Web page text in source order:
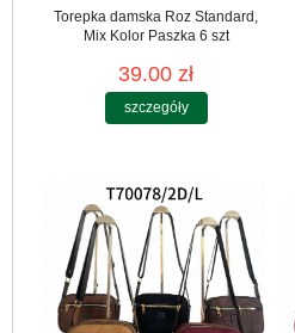
Torepka damska Roz Standard,
Mix Kolor Paszka 6 szt
39.00 zł
szczegóły